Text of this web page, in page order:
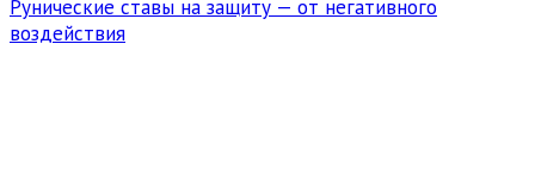
Рунические ставы на защиту — от негативного
воздействия